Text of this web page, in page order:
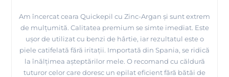
Am încercat ceara Quickepil cu Zinc-Argan și sunt extrem
de mulțumită. Calitatea premium se simte imediat. Este
ușor de utilizat cu benzi de hârtie, iar rezultatul este o
piele catifelată fără iritații. Importată din Spania, se ridică
la înălțimea așteptărilor mele. O recomand cu căldură
tuturor celor care doresc un epilat eficient fără bătăi de